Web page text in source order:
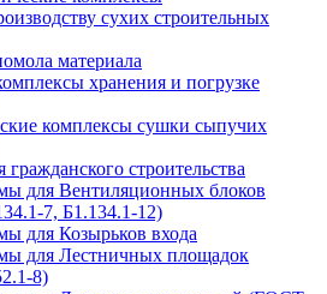
сухих строительных
материала
хранения и погрузке
комплексы сушки сыпучих
строительства
для Вентиляционных блоков
7, Б1.134.1-12)
для Козырьков входа
для Лестничных площадок
8)